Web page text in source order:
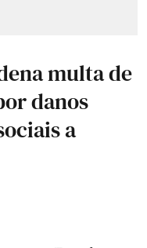
multa de
danos
a